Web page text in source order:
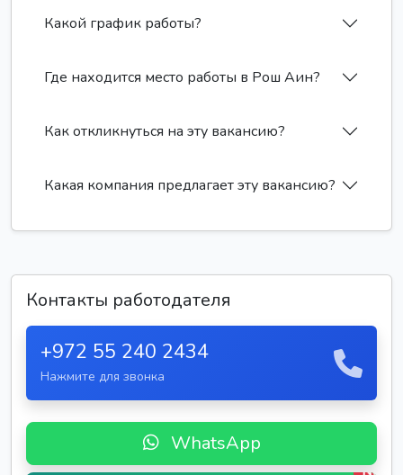
Какой график работы?
Где находится место работы в Рош Аин?
Как откликнуться на эту вакансию?
Какая компания предлагает эту вакансию?
Контакты работодателя
+972 55 240 2434
Нажмите для звонка
WhatsApp